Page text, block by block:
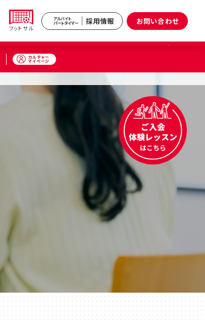
武蔵境
（武蔵野市）
フットサル
アルバイト
パートタイマー 採用情報 お問い合わせ
カルチャー
マイページ